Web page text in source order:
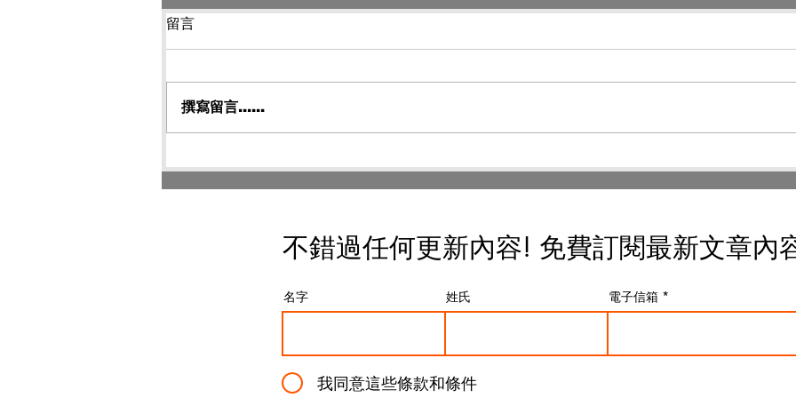
探針鏡頭 深度評測｜重新定
義微距電影感與機械運鏡的
雷 買到7家假貨 Panasonic
eneloop 仿冒商品 慘痛經驗
度
的
用？
留言
撰寫留言......
不錯過任何更新內容! 免費訂閱最新文章內
名字 姓氏 電子信箱
我同意這些條款和條件